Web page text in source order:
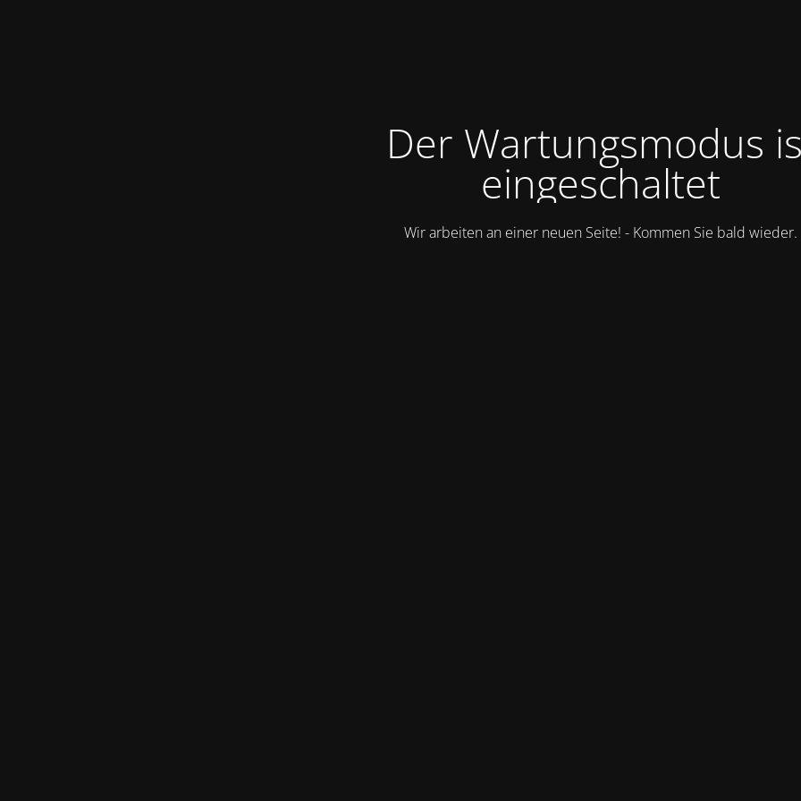
Der Wartungsmodus
eingeschaltet
Wir arbeiten an einer neuen Seite! - Kommen Sie bald wieder.